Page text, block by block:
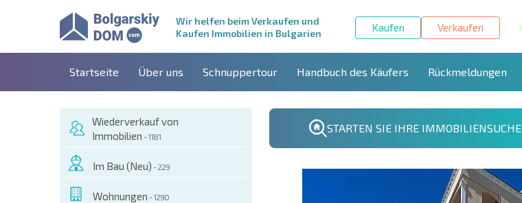
Wir helfen beim Verkaufen und
Kaufen Immobilien in Bulgarien
Kaufen Verkaufen
Startseite Über uns Schnuppertour Handbuch des Käufers Rückmeldungen
Wiederverkauf von
Immobilien - 1181
Im Bau (Neu) - 229
Wohnungen - 1290
STARTEN SIE IHRE IMMOBILIENSUCHE